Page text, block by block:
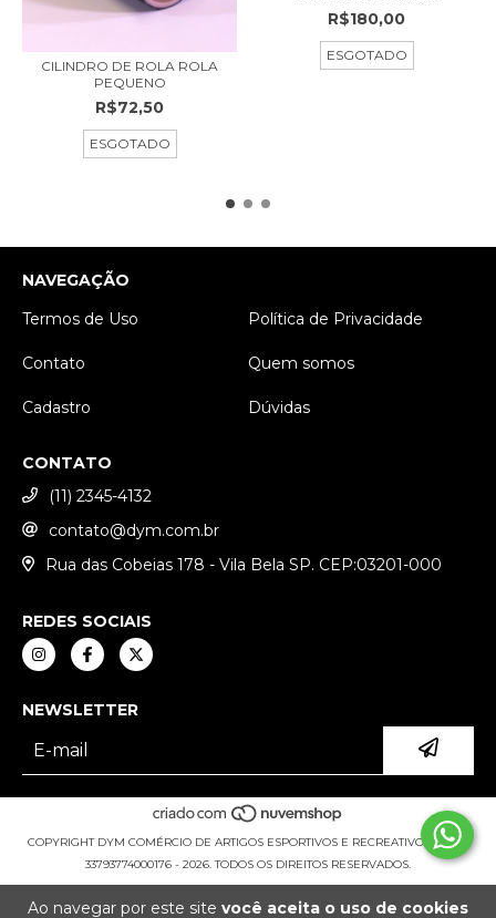
Ao navegar por este site você aceita o uso de cookies
CILINDRO DE ROLA ROLA
PEQUENO
R$72,50
ESGOTADO
R$180,00
ESGOTADO
NAVEGAÇÃO
Termos de Uso
Política de Privacidade
Contato Quem somos
Cadastro Dúvidas
CONTATO
(11) 2345-4132
contato@dym.com.br
Rua das Cobeias 178 - Vila Bela SP. CEP:03201-000
REDES SOCIAIS
NEWSLETTER
COPYRIGHT DYM COMÉRCIO DE ARTIGOS ESPORTIVOS E RECREATIVOS LTDA -
33793774000176 - 2026. TODOS OS DIREITOS RESERVADOS.